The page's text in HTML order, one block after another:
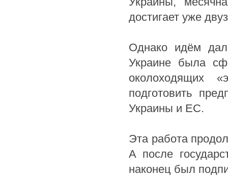
достигает уже
Однако идём
Украине была
околоходящих
подготовить
Украины и ЕС.
Эта работа
А после
наконец был